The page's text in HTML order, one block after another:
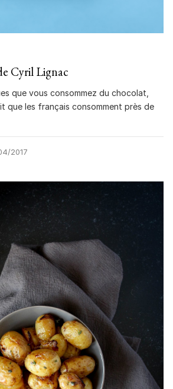
Cyril Lignac
que vous consommez du chocolat,
que les français consomment près de
2017